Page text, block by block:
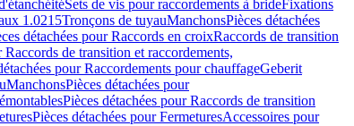
Sets de vis pour raccordements à brideFixations
1.0215Tronçons de tuyauManchonsPièces détachées
détachées pour Raccords en croixRaccords de transition
Raccords de transition et raccordements,
pour Raccordements pour chauffageGeberit
ManchonsPièces détachées pour
Pièces détachées pour Raccords de transition
Pièces détachées pour FermeturesAccessoires pour